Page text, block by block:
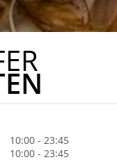
10:00 - 23:45
10:00 - 23:45